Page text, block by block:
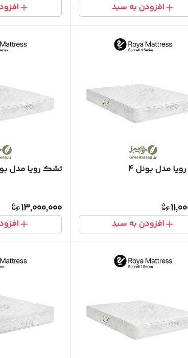
افزودن به سبد
مدل بونل 4
افزودن به سبد
تشک رویا مدل
13,000,000